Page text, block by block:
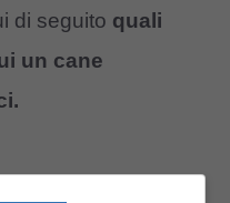
di seguito quali
un cane